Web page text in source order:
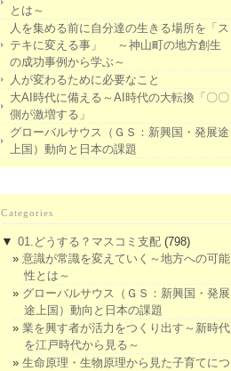
とは～
人を集める前に自分達の生きる場所を「ス
テキに変える事」 ～神山町の地方創生
の成功事例から学ぶ～
人が変わるために必要なこと
大AI時代に備える～AI時代の大転換「〇〇
側が激増する」
グローバルサウス（ＧＳ：新興国・発展途
上国）動向と日本の課題
Categories
▼ 01.どうする？マスコミ支配 (798)
意識が常識を変えていく～地方への可能
性とは～
グローバルサウス（ＧＳ：新興国・発展
途上国）動向と日本の課題
業を興す者が活力をつくり出す～新時代
を江戸時代から見る～
生命原理・生物原理から見た子育てにつ